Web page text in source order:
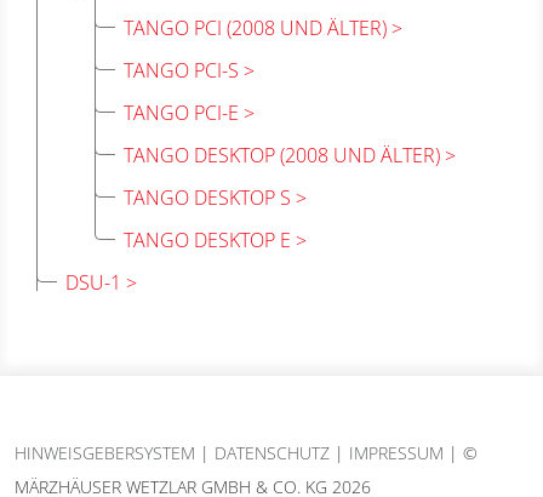
TANGO PCI (2008 UND ÄLTER)
TANGO PCI-S
TANGO PCI-E
TANGO DESKTOP (2008 UND ÄLTER)
TANGO DESKTOP S
TANGO DESKTOP E
DSU-1
HINWEISGEBERSYSTEM | DATENSCHUTZ | IMPRESSUM | ©
MÄRZHÄUSER WETZLAR GMBH & CO. KG 2026